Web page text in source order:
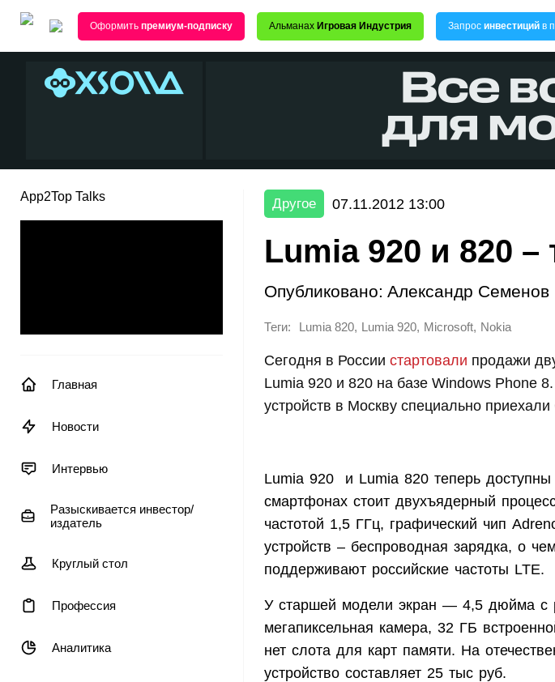
Оформить премиум-подписку Альманах Игровая Индустрия Запрос инвестиций в
App2Top Talks
Главная
Новости
Интервью
Разыскивается инвестор/
издатель
Круглый стол
Профессия
Аналитика
Другое 07.11.2012 13:00
Lumia 920 и 820
Опубликовано: Александр Семенов
Теги: Lumia 820, Lumia 920, Microsoft, Nokia
Сегодня в России стартовали продажи
Lumia 920 и 820 на базе Windows Phone
устройств в Москву специально
Lumia 920 и Lumia 820 теперь
смартфонах стоит двухъядерный
частотой 1,5 ГГц, графический чип
устройств – беспроводная зарядка, о
поддерживают российские частоты LTE.
У старшей модели экран — 4,5 дюйма с
мегапиксельная камера, 32 ГБ
нет слота для карт памяти. На
устройство составляет 25 тыс руб.